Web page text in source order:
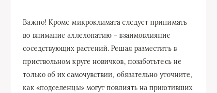
Важно! Кроме микроклимата следует принимать
во внимание аллелопатию – взаимовлияние
соседствующих растений. Решая разместить в
приствольном круге новичков, позаботьтесь не
только об их самочувствии, обязательно уточните,
как «подселенцы» могут повлиять на приютивших